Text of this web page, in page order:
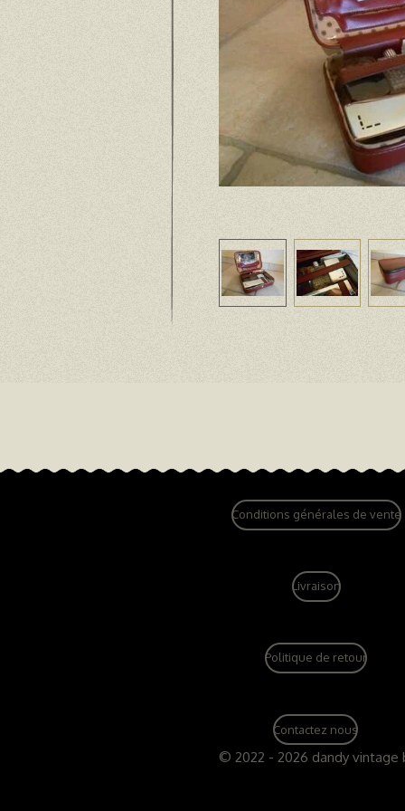
Conditions générales de vente
Livraison
Politique de retour
Contactez nous
© 2022 - 2026 dandy vintage